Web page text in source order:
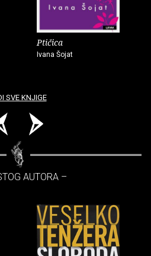
Ptičica
Ivana Šojat
SVE KNJIGE
AUTORA –